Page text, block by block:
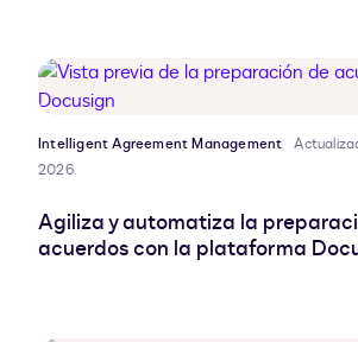
Intelligent Agreement Management
2026
Agiliza y automatiza la
acuerdos con la plataforma